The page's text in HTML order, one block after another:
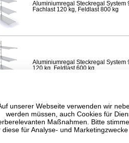
Aluminiumregal Steckregal System
Fachlast 120 kg, Feldlast 800 kg
Aluminiumregal Steckregal System
120 kg, Feldlast 600 kg
Aluminiumregal Steckregal System
120 kg, Feldlast 600 kg
unserer Webseite verwenden wir
werden müssen, auch Cookies für
Maßnahmen. Bitte
diese für Analyse- und